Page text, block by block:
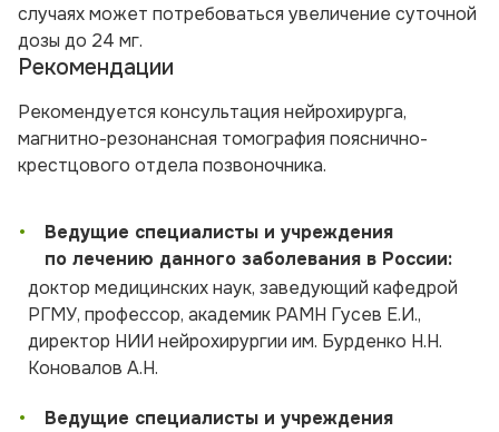
случаях может потребоваться увеличение суточной
дозы до 24 мг.
Рекомендации
Рекомендуется консультация нейрохирурга,
магнитно-резонансная томография пояснично-
крестцового отдела позвоночника.
•
Ведущие специалисты и учреждения
по лечению данного заболевания в России:
доктор медицинских наук, заведующий кафедрой
РГМУ, профессор, академик РАМН Гусев Е.И.,
директор НИИ нейрохирургии им. Бурденко Н.Н.
Коновалов А.Н.
•
Ведущие специалисты и учреждения